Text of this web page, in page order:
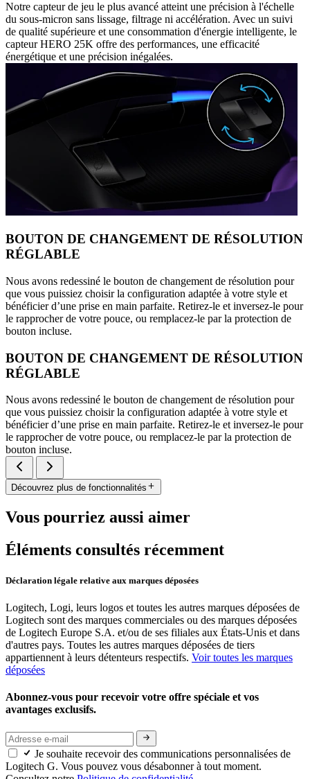
Notre capteur de jeu le plus avancé atteint une précision à l'échelle
du sous-micron sans lissage, filtrage ni accélération. Avec un suivi
de qualité supérieure et une consommation d'énergie intelligente, le
capteur HERO 25K offre des performances, une efficacité
énergétique et une précision inégalées.
BOUTON DE CHANGEMENT DE RÉSOLUTION
RÉGLABLE
Nous avons redessiné le bouton de changement de résolution pour
que vous puissiez choisir la configuration adaptée à votre style et
bénéficier d’une prise en main parfaite. Retirez-le et inversez-le pour
le rapprocher de votre pouce, ou remplacez-le par la protection de
bouton incluse.
BOUTON DE CHANGEMENT DE RÉSOLUTION
RÉGLABLE
Nous avons redessiné le bouton de changement de résolution pour
que vous puissiez choisir la configuration adaptée à votre style et
bénéficier d’une prise en main parfaite. Retirez-le et inversez-le pour
le rapprocher de votre pouce, ou remplacez-le par la protection de
bouton incluse.
Découvrez plus de fonctionnalités
Vous pourriez aussi aimer
Éléments consultés récemment
Déclaration légale relative aux marques déposées
Logitech, Logi, leurs logos et toutes les autres marques déposées de
Logitech sont des marques commerciales ou des marques déposées
de Logitech Europe S.A. et/ou de ses filiales aux États-Unis et dans
d'autres pays. Toutes les autres marques déposées de tiers
appartiennent à leurs détenteurs respectifs. Voir toutes les marques
déposées
Abonnez-vous pour recevoir votre offre spéciale et vos
avantages exclusifs.
Je souhaite recevoir des communications personnalisées de
Logitech G. Vous pouvez vous désabonner à tout moment.